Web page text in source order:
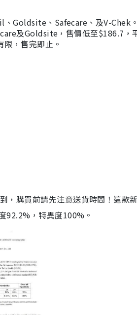
、Goldsite、Safecare、及V-Chek
及Goldsite，售價低至$186.7，
，售完即止。
，購買前請先注意送貨時間！這款
92.2%，特異度100%。